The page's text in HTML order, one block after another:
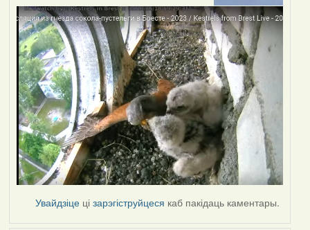
Увайдзіце цізарэгіструйцеся каб пакідаць каментары.